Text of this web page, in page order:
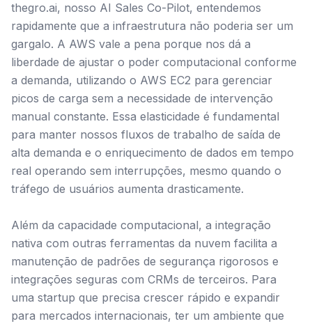
thegro.ai, nosso AI Sales Co-Pilot, entendemos
rapidamente que a infraestrutura não poderia ser um
gargalo. A AWS vale a pena porque nos dá a
liberdade de ajustar o poder computacional conforme
a demanda, utilizando o AWS EC2 para gerenciar
picos de carga sem a necessidade de intervenção
manual constante. Essa elasticidade é fundamental
para manter nossos fluxos de trabalho de saída de
alta demanda e o enriquecimento de dados em tempo
real operando sem interrupções, mesmo quando o
tráfego de usuários aumenta drasticamente.
Além da capacidade computacional, a integração
nativa com outras ferramentas da nuvem facilita a
manutenção de padrões de segurança rigorosos e
integrações seguras com CRMs de terceiros. Para
uma startup que precisa crescer rápido e expandir
para mercados internacionais, ter um ambiente que